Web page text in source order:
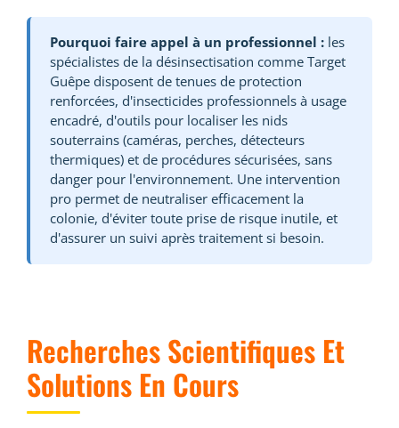
Pourquoi faire appel à un professionnel : les
spécialistes de la désinsectisation comme Target
Guêpe disposent de tenues de protection
renforcées, d'insecticides professionnels à usage
encadré, d'outils pour localiser les nids
souterrains (caméras, perches, détecteurs
thermiques) et de procédures sécurisées, sans
danger pour l'environnement. Une intervention
pro permet de neutraliser efficacement la
colonie, d'éviter toute prise de risque inutile, et
d'assurer un suivi après traitement si besoin.
Recherches Scientifiques Et
Solutions En Cours